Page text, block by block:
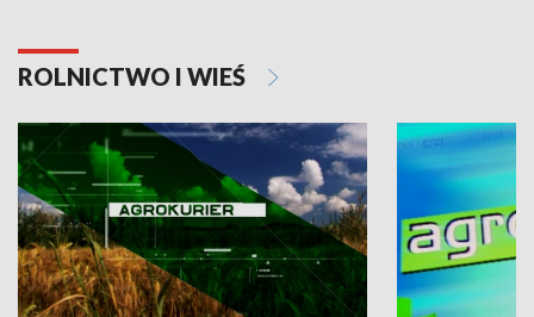
ROLNICTWO I WIEŚ